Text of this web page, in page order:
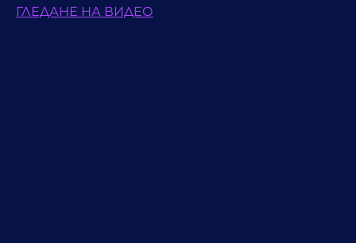
ГЛЕДАНЕ НА ВИДЕО